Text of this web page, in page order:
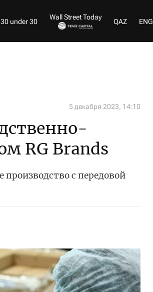
30 under 30
Wall Street Today
QAZ ENG
5 декабря 2023, 14:10
RG Brands
производство с передовой